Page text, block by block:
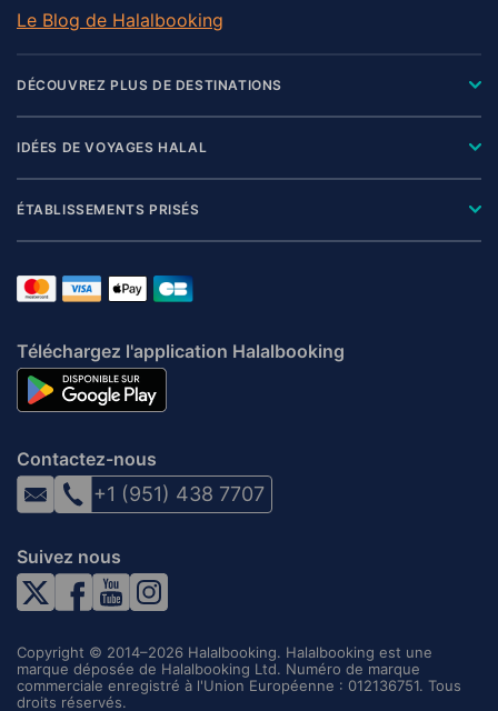
Le Blog de Halalbooking
DÉCOUVREZ PLUS DE DESTINATIONS
IDÉES DE VOYAGES HALAL
ÉTABLISSEMENTS PRISÉS
Téléchargez l'application Halalbooking
Contactez-nous
+1 (951) 438 7707
Suivez nous
Copyright © 2014–2026 Halalbooking. Halalbooking est une
marque déposée de Halalbooking Ltd. Numéro de marque
commerciale enregistré à l'Union Européenne : 012136751. Tous
droits réservés.